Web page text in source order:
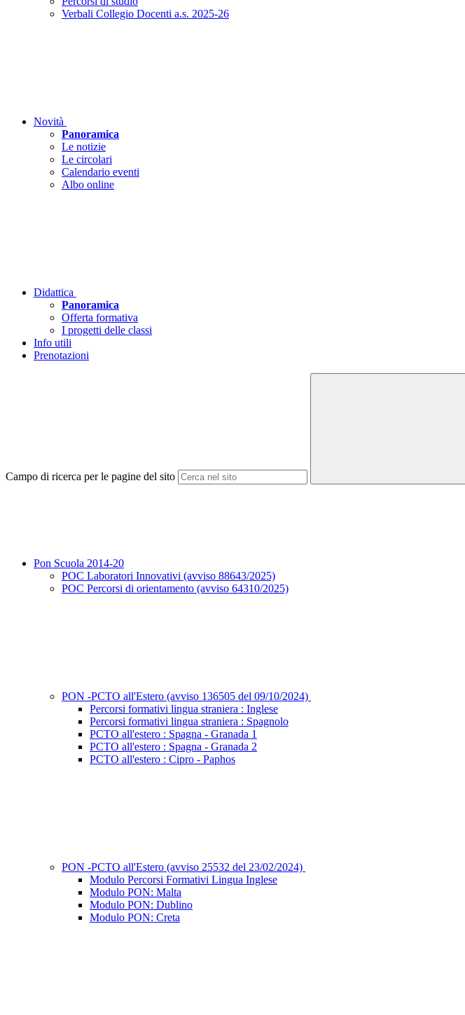
Verbali Collegio Docenti a.s. 2025-26
Novità
Panoramica
Le notizie
Le circolari
Calendario eventi
Albo online
Didattica
Panoramica
Offerta formativa
I progetti delle classi
Info utili
Prenotazioni
Campo di ricerca per le pagine del sito
Pon Scuola 2014-20
POC Laboratori Innovativi (avviso 88643/2025)
POC Percorsi di orientamento (avviso 64310/2025)
PON -PCTO all'Estero (avviso 136505 del 09/10/2024)
Percorsi formativi lingua straniera : Inglese
Percorsi formativi lingua straniera : Spagnolo
PCTO all'estero : Spagna - Granada 1
PCTO all'estero : Spagna - Granada 2
PCTO all'estero : Cipro - Paphos
PON -PCTO all'Estero (avviso 25532 del 23/02/2024)
Modulo Percorsi Formativi Lingua Inglese
Modulo PON: Malta
Modulo PON: Dublino
Modulo PON: Creta